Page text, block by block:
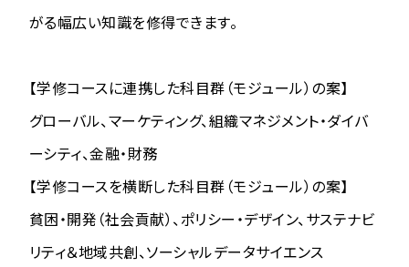
がる幅広い知識を修得できます。
【学修コースに連携した科目群（モジュール）の案】
グローバル、マーケティング、組織マネジメント・ダイバ
ーシティ、金融・財務
【学修コースを横断した科目群（モジュール）の案】
貧困・開発（社会貢献）、ポリシー・デザイン、サステナビ
リティ＆地域共創、ソーシャルデータサイエンス